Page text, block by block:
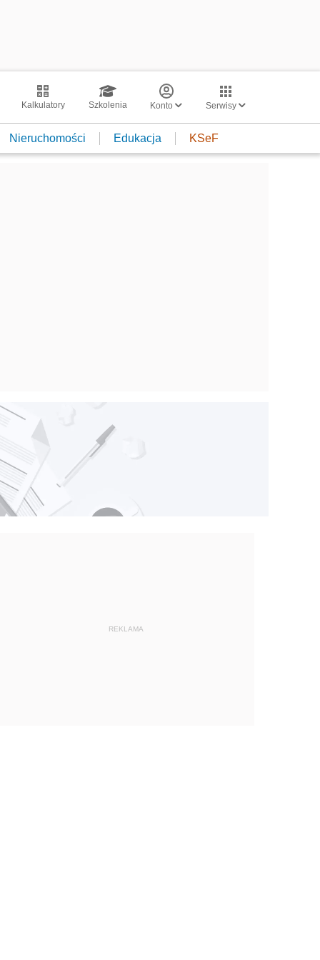
Kalkulatory Szkolenia Konto Serwisy
Nieruchomości Edukacja KSeF
REKLAMA